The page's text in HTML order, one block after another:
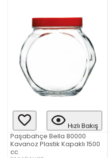
Hızlı Bakış
Paşabahçe Bella 80000
Kavanoz Plastik Kapaklı 1500
cc